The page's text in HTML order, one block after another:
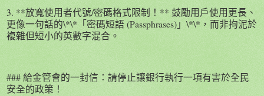
3. **放寬使用者代號/密碼格式限制！** 鼓勵用戶使用更長、
更像一句話的\*\*「密碼短語 (Passphrases)」\*\*，而非拘泥於
複雜但短小的英數字混合。
### 給金管會的一封信：請停止讓銀行執行一項有害於全民
安全的政策！